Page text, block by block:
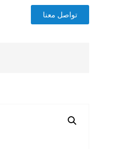
تواصل معنا